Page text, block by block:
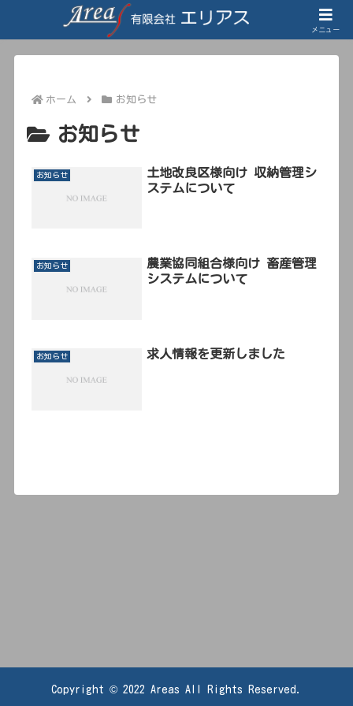
ホーム お知らせ
お知らせ
お知らせ
土地改良区様向け 収納管理シ
ステムについて
お知らせ
農業協同組合様向け 畜産管理
システムについて
お知らせ 求人情報を更新しました
Copyright © 2022 Areas All Rights Reserved.
メニュー